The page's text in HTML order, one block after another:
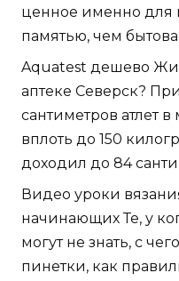
ценное именно для
памятью, чем
Aquatest дешево
аптеке Северск?
сантиметров атлет
вплоть до 150
доходил до 84
Видео уроки
начинающих Те, у
могут не знать, с
пинетки, как